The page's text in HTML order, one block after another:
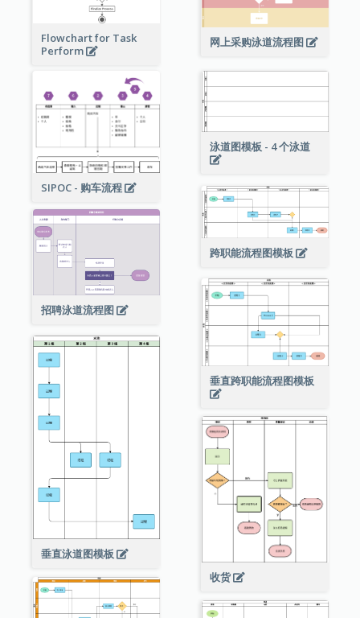
Flowchart for Task
Perform
网上采购泳道流程图
SIPOC - 购车流程
泳道图模板 - 4 个泳道
跨职能流程图模板
招聘泳道流程图
垂直跨职能流程图模板
垂直泳道图模板
收货